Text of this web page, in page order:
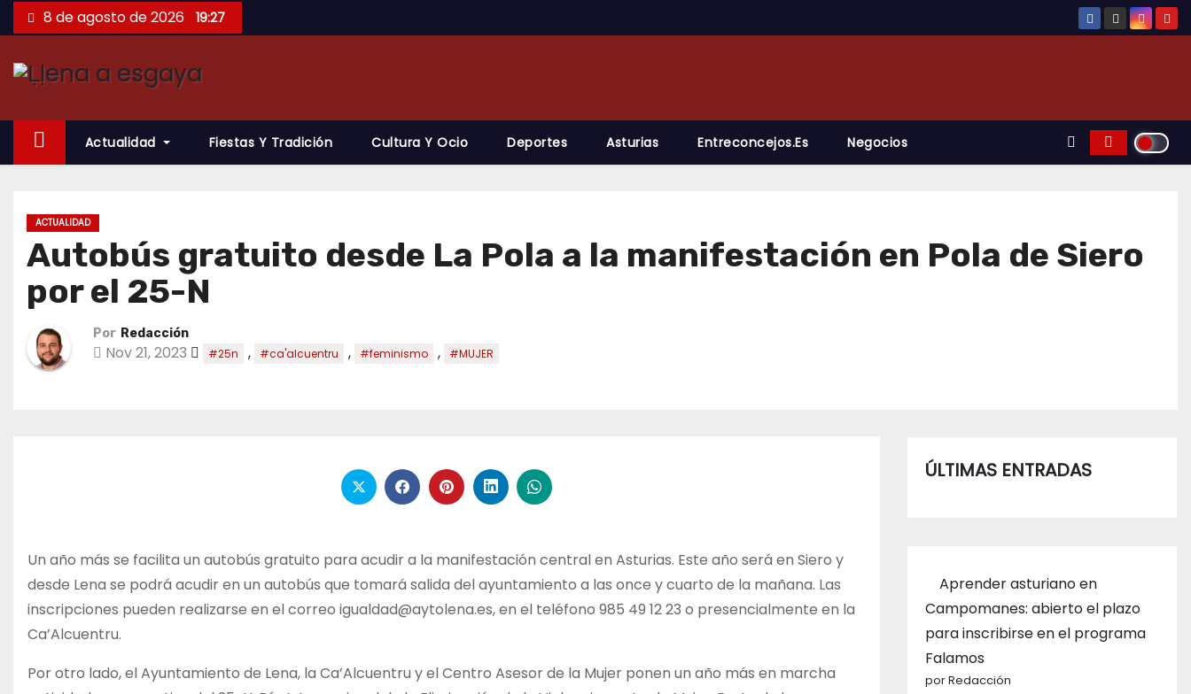
Saltar
al
contenido
8 de agosto de 2026 19:27
Actualidad Fiestas Y Tradición Cultura Y Ocio Deportes Asturias Entreconcejos.es Negocios
ACTUALIDAD
Autobús gratuito desde La Pola a la manifestación en Pola de Siero
por el 25-N
Por Redacción
Nov 21, 2023 #25n , #ca'alcuentru , #feminismo , #MUJER
Un año más se facilita un autobús gratuito para acudir a la manifestación central en Asturias. Este año será en Siero y
desde Lena se podrá acudir en un autobús que tomará salida del ayuntamiento a las once y cuarto de la mañana. Las
inscripciones pueden realizarse en el correo igualdad@aytolena.es, en el teléfono 985 49 12 23 o presencialmente en la
Ca’Alcuentru.
Por otro lado, el Ayuntamiento de Lena, la Ca’Alcuentru y el Centro Asesor de la Mujer ponen un año más en marcha
ÚLTIMAS ENTRADAS
Aprender asturiano en
Campomanes: abierto el plazo
para inscribirse en el programa
Falamos
por Redacción